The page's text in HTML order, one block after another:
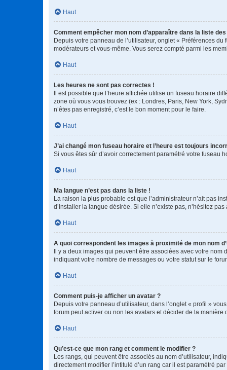
Haut
Comment empêcher mon nom d’apparaître dans la liste
Depuis votre panneau de l’utilisateur, onglet « Préférences du
modérateurs et vous-même. Vous serez compté parmi les
Haut
Les heures ne sont pas correctes !
Il est possible que l’heure affichée utilise un fuseau horaire
zone où vous vous trouvez (ex : Londres, Paris, New York,
n’êtes pas enregistré, c’est le bon moment pour le faire.
Haut
J’ai changé mon fuseau horaire et l’heure est toujours
Si vous êtes sûr d’avoir correctement paramétré votre fuseau
Haut
Ma langue n’est pas dans la liste !
La raison la plus probable est que l’administrateur n’ait pas
d’installer la langue désirée. Si elle n’existe pas, n’hésitez
Haut
A quoi correspondent les images à proximité de mon nom
Il y a deux images qui peuvent être associées avec votre nom
indiquant votre nombre de messages ou votre statut sur le
Haut
Comment puis-je afficher un avatar ?
Depuis votre panneau d’utilisateur, dans l’onglet « profil »
forum peut activer ou non les avatars et décider de la
Haut
Qu’est-ce que mon rang et comment le modifier ?
Les rangs, qui peuvent être associés au nom d’utilisateur,
directement modifier l’intitulé d’un rang car il est paramétré